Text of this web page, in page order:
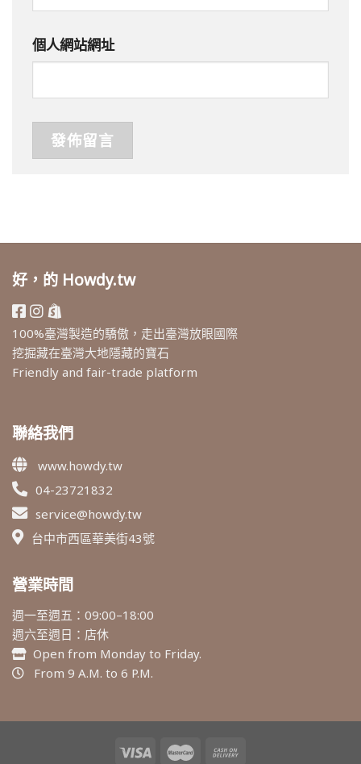
個人網站網址
好，的 Howdy.tw
100%臺灣製造的驕傲，走出臺灣放眼國際
挖掘藏在臺灣大地隱藏的寶石
Friendly and fair-trade platform
聯絡我們
www.howdy.tw
04-23721832
service@howdy.tw
台中市西區華美街43號
營業時間
週一至週五：09:00–18:00
週六至週日：店休
Open from Monday to Friday.
From 9 A.M. to 6 P.M.